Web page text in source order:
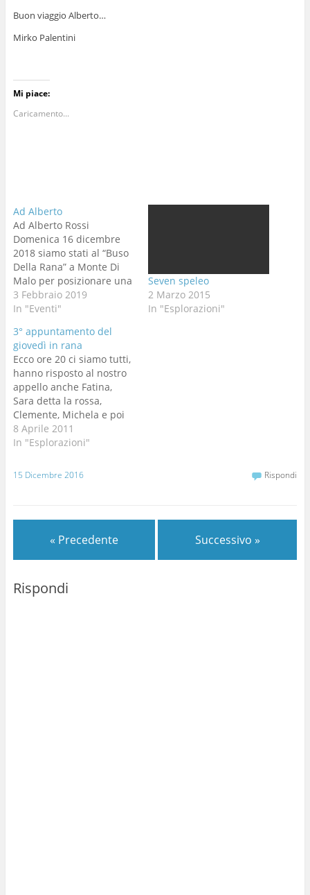
Buon viaggio Alberto…
Mirko Palentini
Mi piace:
Caricamento...
Ad Alberto
Ad Alberto Rossi
Domenica 16 dicembre
2018 siamo stati al “Buso
Della Rana” a Monte Di
Malo per posizionare una
targa costruita dal
“Druido” (Mario B.) in
venuto a mancare nel
2016, a seguito di una
malattia. Chi è Alberto
Rossi? Per chi non lo ha…
3 Febbraio 2019
In "Eventi"
Seven speleo
2 Marzo 2015
In "Esplorazioni"
3° appuntamento del
giovedì in rana
Ecco ore 20 ci siamo tutti,
hanno risposto al nostro
appello anche Fatina,
Sara detta la rossa,
Clemente, Michela e poi
finito l'allenamento anche
Figata. si procede a passo
Trevisiol e arrivati alla
8 Aprile 2011
In "Esplorazioni"
15 Dicembre 2016 Rispondi
« Precedente Successivo »
Rispondi